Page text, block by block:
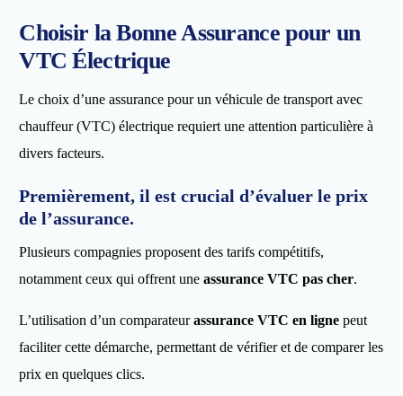
Choisir la Bonne Assurance pour un
VTC Électrique
Le choix d’une assurance pour un véhicule de transport avec
chauffeur (VTC) électrique requiert une attention particulière à
divers facteurs.
Premièrement, il est crucial d’évaluer le prix
de l’assurance.
Plusieurs compagnies proposent des tarifs compétitifs,
notamment ceux qui offrent uneassurance VTC pas cher.
L’utilisation d’un comparateurassurance VTC en ligne peut
faciliter cette démarche, permettant de vérifier et de comparer les
prix en quelques clics.